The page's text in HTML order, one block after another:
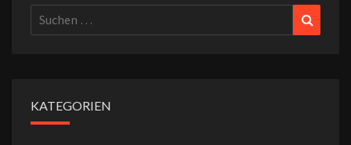
Suchen
nach:
KATEGORIEN